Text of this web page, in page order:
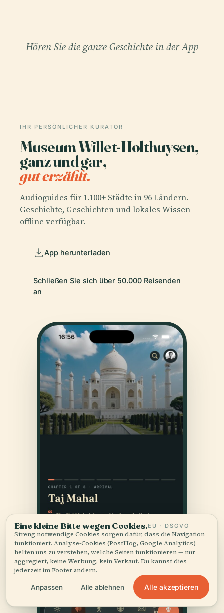
Hören Sie die ganze Geschichte in der App
IHR PERSÖNLICHER KURATOR
Museum Willet-Holthuysen,
ganz und gar,
gut erzählt.
Audioguides für 1.100+ Städte in 96 Ländern.
Geschichte, Geschichten und lokales Wissen —
offline verfügbar.
App herunterladen
Schließen Sie sich über 50.000 Reisenden
an
Eine kleine Bitte wegen Cookies.EU · DSGVO
Streng notwendige Cookies sorgen dafür, dass die Navigation
funktioniert. Analyse-Cookies (PostHog, Google Analytics)
helfen uns zu verstehen, welche Seiten funktionieren — nur
aggregiert, keine Werbung, kein Verkauf. Du kannst dies
jederzeit im Footer ändern.
Anpassen Alle ablehnen Alle akzeptieren